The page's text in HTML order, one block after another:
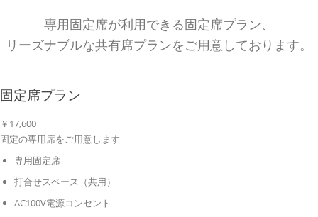
専用固定席が利用できる固定席プラン、
リーズナブルな共有席プランをご用意しております。
固定席プラン
￥ 17,600
固定の専用席をご用意します
専用固定席
打合せスペース（共用）
AC100V電源コンセント